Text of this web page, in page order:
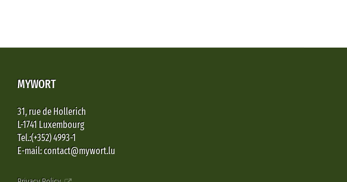
MYWORT
31, rue de Hollerich
L-1741 Luxembourg
Tel.:(+352) 4993-1
E-mail: contact@mywort.lu